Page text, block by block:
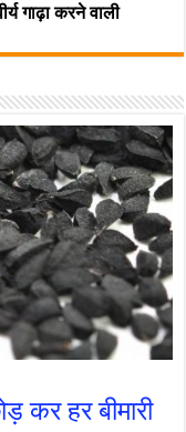
गाढ़ा करने वाली
कर हर बीमारी